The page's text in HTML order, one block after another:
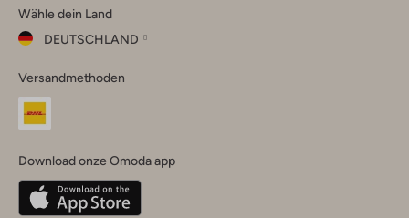
Instagram
Facebook
TikTok
Wähle dein Land
DEUTSCHLAND
dein
Land
Belgique(Français)
Deutschland
Versandmethoden
Download onze Omoda app